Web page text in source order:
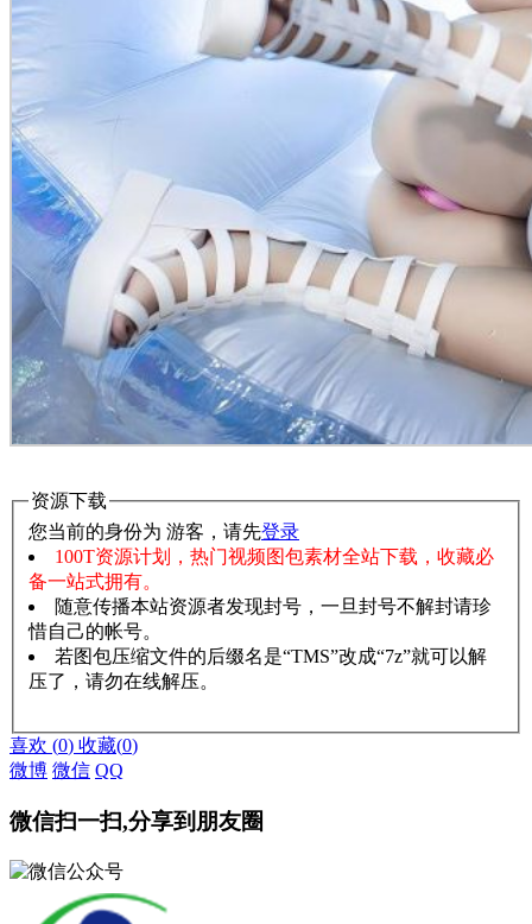
资源下载
您当前的身份为 游客，请先登录
100T资源计划，热门视频图包素材全站下载，收藏必
备一站式拥有。
随意传播本站资源者发现封号，一旦封号不解封请珍
惜自己的帐号。
若图包压缩文件的后缀名是“TMS”改成“7z”就可以解
压了，请勿在线解压。
喜欢 (0) 收藏(0)
微博 微信 QQ
微信扫一扫,分享到朋友圈